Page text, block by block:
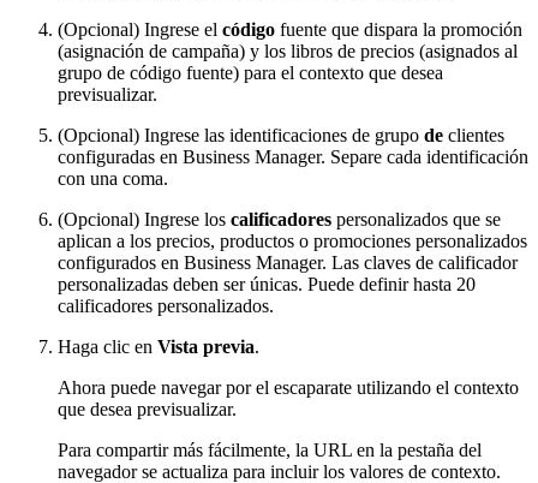
(Opcional) Ingrese el código fuente que dispara la promoción
(asignación de campaña) y los libros de precios (asignados al
grupo de código fuente) para el contexto que desea
previsualizar.
(Opcional) Ingrese las identificaciones de grupo de clientes
configuradas en Business Manager. Separe cada identificación
con una coma.
(Opcional) Ingrese los calificadores personalizados que se
aplican a los precios, productos o promociones personalizados
configurados en Business Manager. Las claves de calificador
personalizadas deben ser únicas. Puede definir hasta 20
calificadores personalizados.
Haga clic en Vista previa.
Ahora puede navegar por el escaparate utilizando el contexto
que desea previsualizar.
Para compartir más fácilmente, la URL en la pestaña del
navegador se actualiza para incluir los valores de contexto.